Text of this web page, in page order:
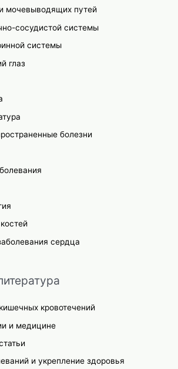
мочевыводящих путей
сосудистой системы
системы
глаз
болезни
сердца
кровотечений
и медицине
и укрепление здоровья